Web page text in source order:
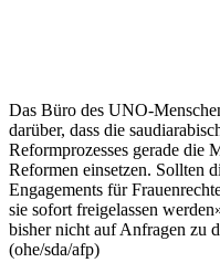
Das Büro des UNO-
darüber, dass die
Reformprozesses gerade die
Reformen einsetzen. Sollten
Engagements für
sie sofort freigelassen
bisher nicht auf Anfragen zu
(ohe/sda/afp)